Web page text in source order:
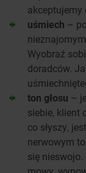
akceptujemy
uśmiech –
Wyobraź
doradców.
ton głosu –
siebie, klient
co słyszy,
nerwowym
się